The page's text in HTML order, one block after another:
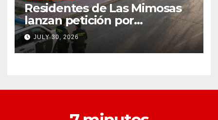
Residentes de Las Mimosas
lanzan petición por
disminución ‘inaceptable’ de
servicios básicos – The
Leader
JULY 30, 2026